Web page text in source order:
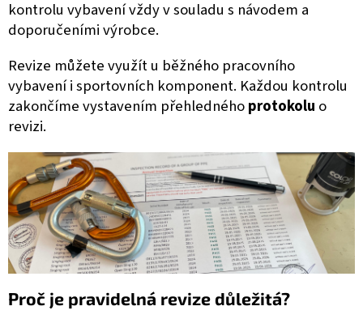
kontrolu vybavení vždy v souladu s návodem a
doporučeními výrobce.
Revize můžete využít u běžného pracovního
vybavení i sportovních komponent. Každou kontrolu
zakončíme vystavením přehlednéhoprotokolu o
revizi.
Proč je pravidelná revize důležitá?